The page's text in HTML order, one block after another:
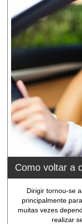
Como voltar a
Dirigir tornou-se
principalmente
muitas vezes
realizar